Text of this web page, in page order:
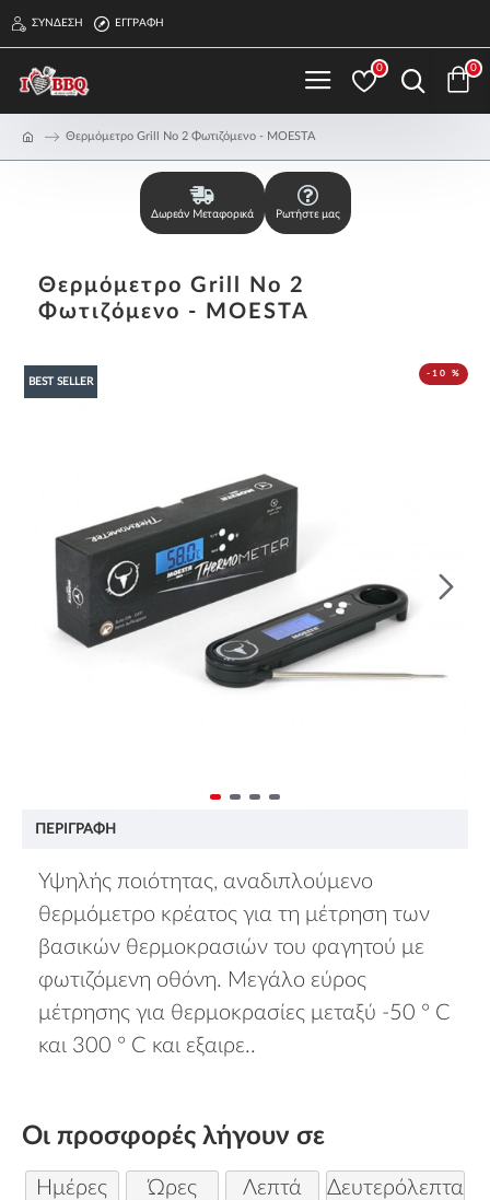
ΣΎΝΔΕΣΗ ΕΓΓΡΑΦΉ
0 0
Θερμόμετρο Grill Νο 2 Φωτιζόμενο - MOESTA
Δωρεάν Μεταφορικά Ρωτήστε μας
Θερμόμετρο Grill Νο 2
Φωτιζόμενο - MOESTA
BEST SELLER
-10 %
ΠΕΡΙΓΡΑΦΉ
Υψηλής ποιότητας, αναδιπλούμενο
θερμόμετρο κρέατος για τη μέτρηση των
βασικών θερμοκρασιών του φαγητού με
φωτιζόμενη οθόνη. Μεγάλο εύρος
μέτρησης για θερμοκρασίες μεταξύ -50 ° C
και 300 ° C και εξαιρε..
Οι προσφορές λήγουν σε
Ημέρες Ώρες Λεπτά Δευτερόλεπτα